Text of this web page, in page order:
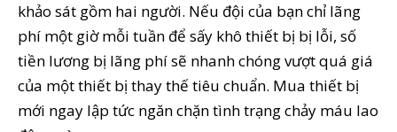
khảo sát gồm hai người. Nếu đội của bạn chỉ lãng
phí một giờ mỗi tuần để sấy khô thiết bị bị lỗi, số
tiền lương bị lãng phí sẽ nhanh chóng vượt quá giá
của một thiết bị thay thế tiêu chuẩn. Mua thiết bị
mới ngay lập tức ngăn chặn tình trạng chảy máu lao